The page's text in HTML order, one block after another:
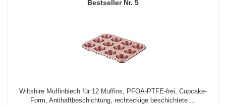
5
Wiltshire Muffinblech für 12 Muffins, PFOA-PTFE-frei, Cupcake-
Form, Antihaftbeschichtung, rechteckige beschichtete ...